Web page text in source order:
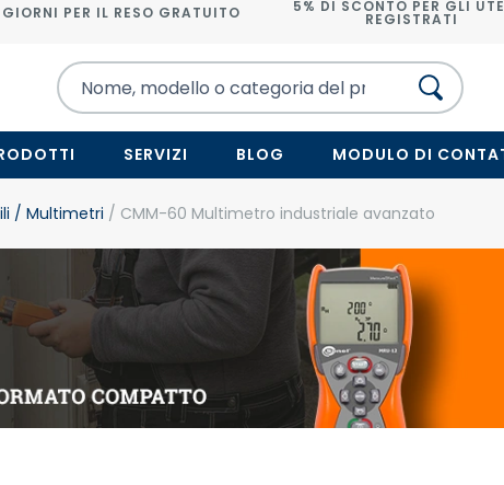
PER IL RESO GRATUITO 5% DI SCONTO PER GLI
REGISTRATI
SERVIZI BLOG MODULO DI
/ Multimetri / CMM-60 Multimetro industriale avanzato